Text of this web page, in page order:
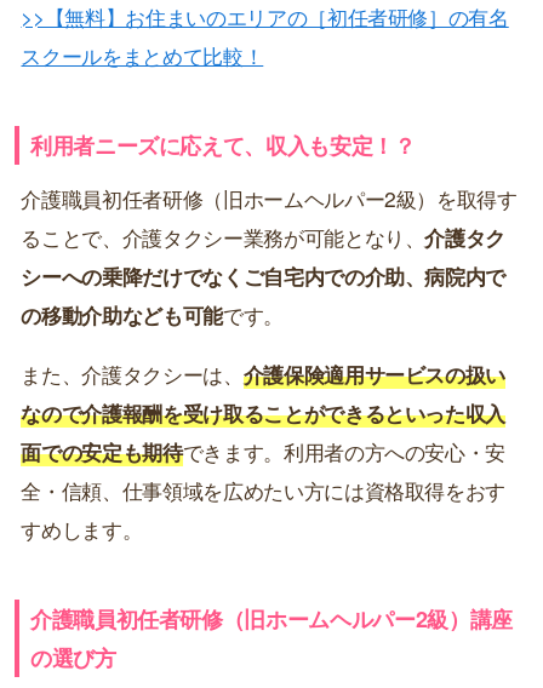
>>【無料】お住まいのエリアの［初任者研修］の有名
スクールをまとめて比較！
利用者ニーズに応えて、収入も安定！？
介護職員初任者研修（旧ホームヘルパー2級）を取得す
ることで、介護タクシー業務が可能となり、介護タク
シーへの乗降だけでなくご自宅内での介助、病院内で
の移動介助なども可能です。
また、介護タクシーは、 介護保険適用サービスの扱い
なので介護報酬を受け取ることができるといった収入
面での安定も期待できます。利用者の方への安心・安
全・信頼、仕事領域を広めたい方には資格取得をおす
すめします。
介護職員初任者研修（旧ホームヘルパー2級）講座
の選び方